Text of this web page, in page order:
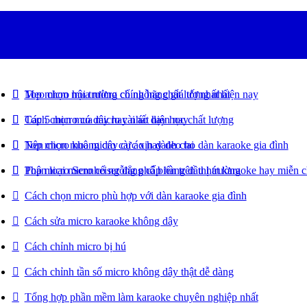
Top micro hội trường chính hãng giá tốt nhất hiện nay
Top 5 micro có dây hay nhất hiện nay
Top micro không dây cực xịn dành cho dàn karaoke gia đình
Top micro Sennheiser đẳng cấp hàng đầu hát karaoke hay miễn
Mẹo chọn mua micro cổ ngỗng chất lượng nhất
Cách chọn mua micro cài áo dạy học chất lượng
Nên chọn mua micro cài áo hay đeo tai
Phân loại micro cổ ngỗng phổ biến trên thị trường
Cách chọn micro phù hợp với dàn karaoke gia đình
Cách sửa micro karaoke không dây
Cách chỉnh micro bị hú
Cách chỉnh tần số micro không dây thật dễ dàng
Tổng hợp phần mềm làm karaoke chuyên nghiệp nhất